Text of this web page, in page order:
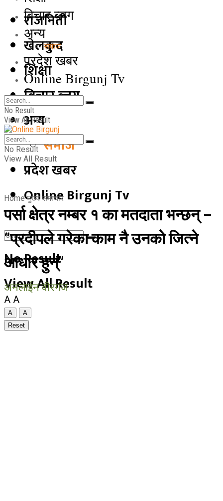
राजनिती
खेलकुद
शिक्षा
बिचार ब्लग
अन्य
समाज
प्रदेश खबर
Online Birgunj Tv
No Result
View All Result
बिचार ब्लग
अन्य
समाज
प्रदेश खबर
Online Birgunj Tv
No Result
View All Result
No Result
View All Result
Home मुख्य समाचार
पर्सा क्षेत्र नम्बर १ का मतदाता भन्छन् –
“प्रदीपले गरेका काम नै उनको जित्ने
आधार हुन्”
अनलाईन वीरगंज
A A
A
A
Reset